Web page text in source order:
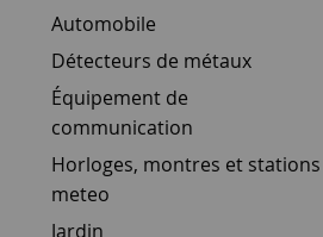
Automobile
Détecteurs de métaux
Équipement de
communication
Horloges, montres et stations
meteo
Jardin